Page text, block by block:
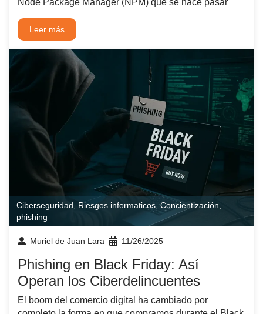
Node Package Manager (NPM) que se hace pasar
Leer más
Ciberseguridad, Riesgos informaticos,Concientización,
phishing
Muriel de Juan Lara 11/26/2025
Phishing en Black Friday: Así
Operan los Ciberdelincuentes
El boom del comercio digital ha cambiado por